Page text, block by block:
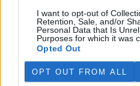
I want to opt-out of
Retention, Sale, and/or
Personal Data that Is
Purposes for which it was
Opted Out
OPT OUT FROM ALL
sadech a vinicích a zanechávají
mřížkami, což oslabuje rostliny a
AP.